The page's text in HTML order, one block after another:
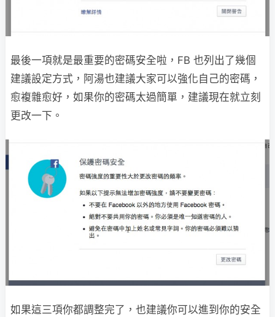
最後一項就是最重要的密碼安全啦，FB 也列出了幾個
建議設定方式，阿湯也建議大家可以強化自己的密碼，
愈複雜愈好，如果你的密碼太過簡單，建議現在就立刻
更改一下。
如果這三項你都調整完了，也建議你可以進到你的安全